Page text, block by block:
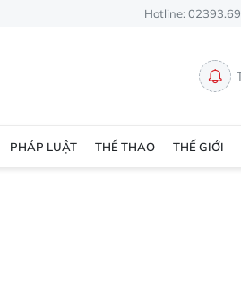
Hotline:
PHÁP LUẬT THỂ THAO THẾ GIỚI